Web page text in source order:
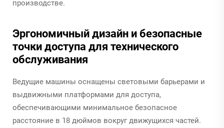
производстве.
Эргономичный дизайн и безопасные
точки доступа для технического
обслуживания
Ведущие машины оснащены световыми барьерами и
выдвижными платформами для доступа,
обеспечивающими минимальное безопасное
расстояние в 18 дюймов вокруг движущихся частей.